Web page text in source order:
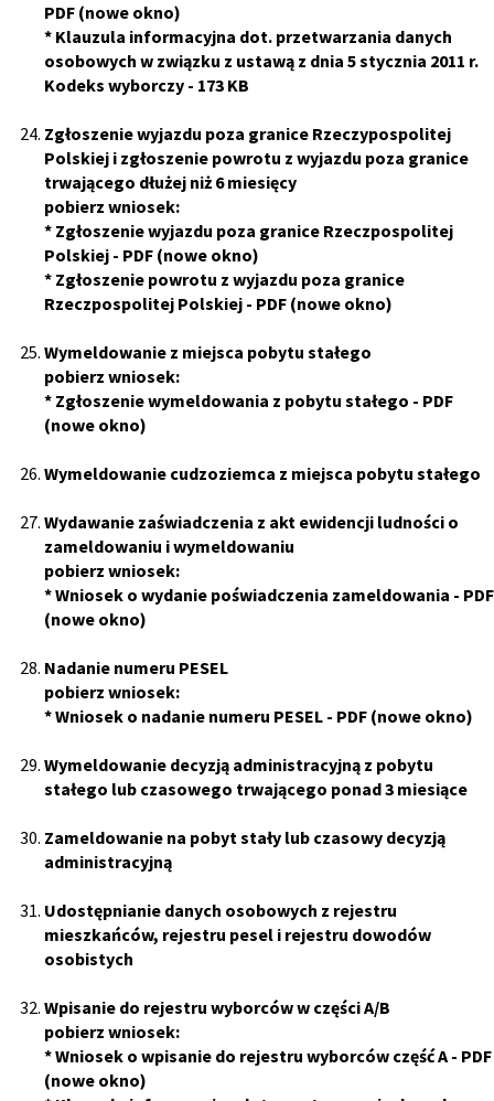
PDF (nowe okno)
* Klauzula informacyjna dot. przetwarzania danych
osobowych w związku z ustawą z dnia 5 stycznia 2011 r.
Kodeks wyborczy - 173 KB
Zgłoszenie wyjazdu poza granice Rzeczypospolitej
Polskiej i zgłoszenie powrotu z wyjazdu poza granice
trwającego dłużej niż 6 miesięcy
pobierz wniosek:
* Zgłoszenie wyjazdu poza granice Rzeczpospolitej
Polskiej - PDF (nowe okno)
* Zgłoszenie powrotu z wyjazdu poza granice
Rzeczpospolitej Polskiej - PDF (nowe okno)
Wymeldowanie z miejsca pobytu stałego
pobierz wniosek:
* Zgłoszenie wymeldowania z pobytu stałego - PDF
(nowe okno)
Wymeldowanie cudzoziemca z miejsca pobytu stałego
Wydawanie zaświadczenia z akt ewidencji ludności o
zameldowaniu i wymeldowaniu
pobierz wniosek:
*Wniosek o wydanie poświadczenia zameldowania - PDF
(nowe okno)
Nadanie numeru PESEL
pobierz wniosek:
*Wniosek o nadanie numeru PESEL - PDF (nowe okno)
Wymeldowanie decyzją administracyjną z pobytu
stałego lub czasowego trwającego ponad 3 miesiące
Zameldowanie na pobyt stały lub czasowy decyzją
administracyjną
Udostępnianie danych osobowych z rejestru
mieszkańców, rejestru pesel i rejestru dowodów
osobistych
Wpisanie do rejestru wyborców w części A/B
pobierz wniosek:
*Wniosek o wpisanie do rejestru wyborców część A- PDF
(nowe okno)